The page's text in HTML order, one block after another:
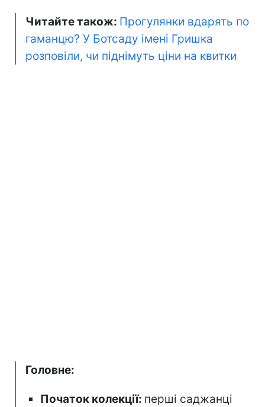
Читайте також: Прогулянки вдарять по
гаманцю? У Ботсаду імені Гришка
розповіли, чи піднімуть ціни на квитки
Головне:
Початок колекції: перші саджанці